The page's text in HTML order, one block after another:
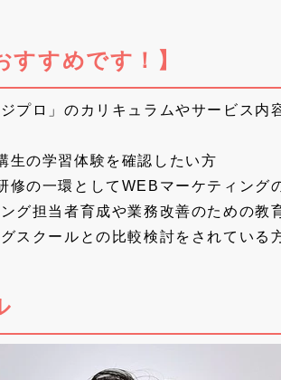
すすめです！】
プロ」のカリキュラムやサービス内
生の学習体験を確認したい方
修の一環としてWEBマーケティング
グ担当者育成や業務改善のための教
スクールとの比較検討をされている